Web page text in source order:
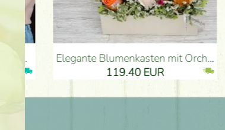
Elegante Blumenkasten mit Orchidee (14 Stiele) - Blumenlieferung Budapest
119.40 EUR